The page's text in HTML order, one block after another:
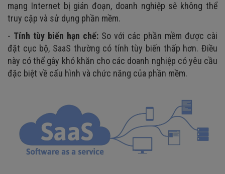
mạng Internet bị gián đoạn, doanh nghiệp sẽ không thể
truy cập và sử dụng phần mềm.
- Tính tùy biến hạn chế: So với các phần mềm được cài
đặt cục bộ, SaaS thường có tính tùy biến thấp hơn. Điều
này có thể gây khó khăn cho các doanh nghiệp có yêu cầu
đặc biệt về cấu hình và chức năng của phần mềm.